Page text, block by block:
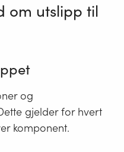
om utslipp til
og
gjelder for hvert
komponent.